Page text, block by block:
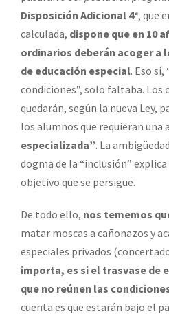
Disposición Adicional 4ª, que
calculada, dispone que en 10
ordinarios deberán acoger a
de educación especial. Eso sí,
condiciones”, solo faltaba. Los
quedarán, según la nueva Ley,
los alumnos que requieran una
especializada”. La
dogma de la “inclusión”
objetivo que se persigue.
De todo ello, nos tememos
matar moscas a cañonazos y
especiales privados
importa, es si el trasvase de
que no reúnen las
cuenta es que estarán bajo el